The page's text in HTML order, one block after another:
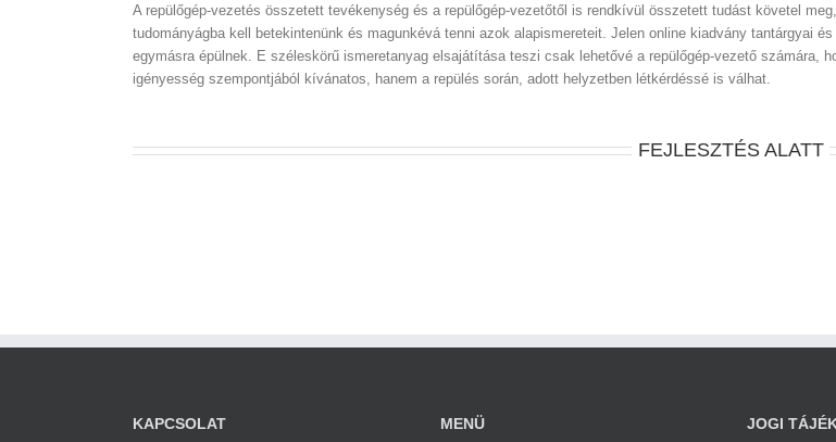
A repülőgép-vezetés összetett tevékenység és a repülőgép-vezetőtől is rendkívül összetett tudást követel
tudományágba kell betekintenünk és magunkévá tenni azok alapismereteit. Jelen online kiadvány tantárgyai
egymásra épülnek. E széleskörű ismeretanyag elsajátítása teszi csak lehetővé a repülőgép-vezető számára,
igényesség szempontjából kívánatos, hanem a repülés során, adott helyzetben létkérdéssé is válhat.
FEJLESZTÉS ALATT
KAPCSOLAT MENÜ JOGI